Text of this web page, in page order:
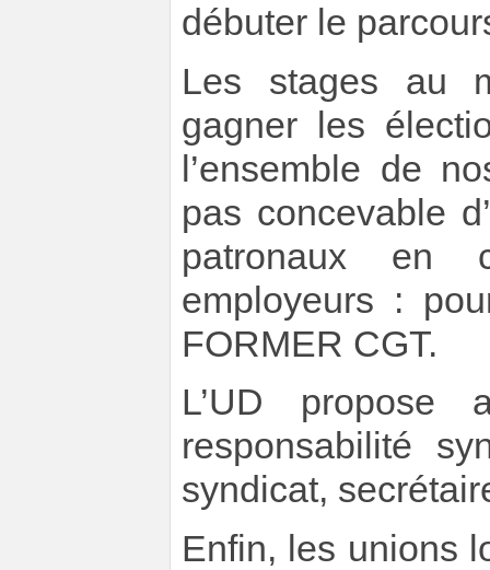
débuter le
Les stages au
gagner les
l’ensemble de
pas concevable
patronaux en
employeurs :
FORMER CGT.
L’UD
responsabilité
syndicat,
Enfin, les unions